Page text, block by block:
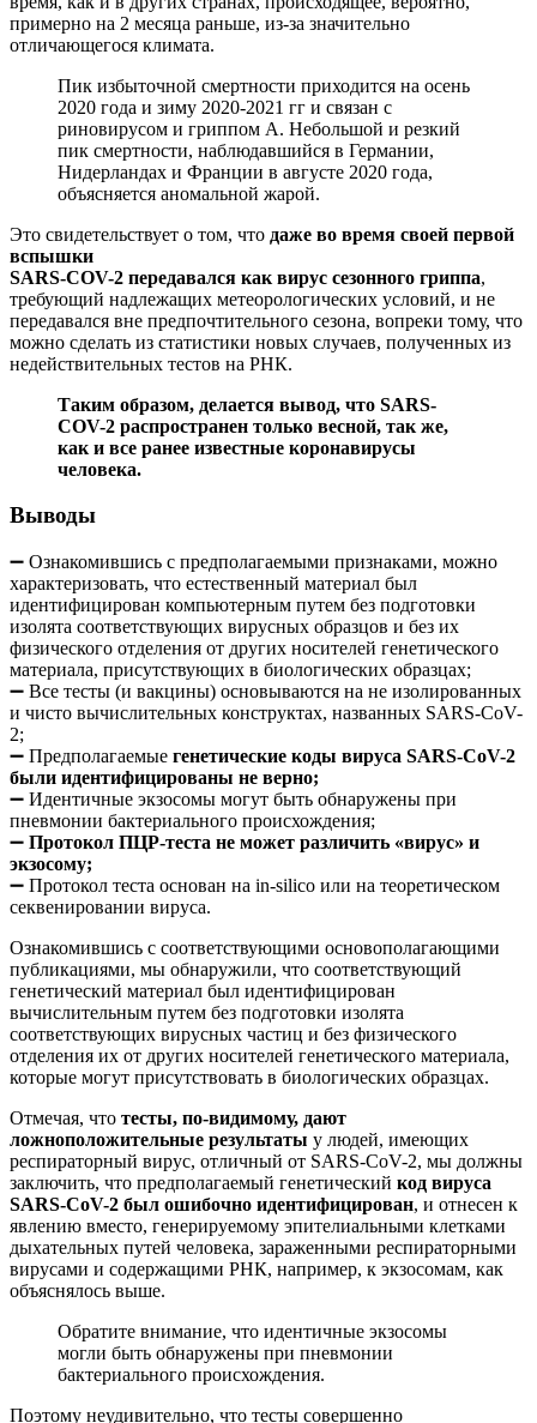
примерно на 2 месяца раньше, из-за значительно
отличающегося климата.
Пик избыточной смертности приходится на осень
2020 года и зиму 2020-2021 гг и связан с
риновирусом и гриппом А. Небольшой и резкий
пик смертности, наблюдавшийся в Германии,
Нидерландах и Франции в августе 2020 года,
объясняется аномальной жарой.
Это свидетельствует о том, что даже во время своей первой
вспышки
SARS-COV-2 передавался как вирус сезонного гриппа,
требующий надлежащих метеорологических условий, и не
передавался вне предпочтительного сезона, вопреки тому, что
можно сделать из статистики новых случаев, полученных из
недействительных тестов на РНК.
Таким образом, делается вывод, что SARS-
COV-2 распространен только весной, так же,
как и все ранее известные коронавирусы
человека.
Выводы
➖ Ознакомившись с предполагаемыми признаками, можно
характеризовать, что естественный материал был
идентифицирован компьютерным путем без подготовки
изолята соответствующих вирусных образцов и без их
физического отделения от других носителей генетического
материала, присутствующих в биологических образцах;
➖ Все тесты (и вакцины) основываются на не изолированных
и чисто вычислительных конструктах, названных SARS-CoV-
2;
➖ Предполагаемые генетические коды вируса SARS-CoV-2
были идентифицированы не верно;
➖ Идентичные экзосомы могут быть обнаружены при
пневмонии бактериального происхождения;
➖ Протокол ПЦР-теста не может различить «вирус» и
экзосому;
➖ Протокол теста основан на in-silico или на теоретическом
секвенировании вируса.
Ознакомившись с соответствующими основополагающими
публикациями, мы обнаружили, что соответствующий
генетический материал был идентифицирован
вычислительным путем без подготовки изолята
соответствующих вирусных частиц и без физического
отделения их от других носителей генетического материала,
которые могут присутствовать в биологических образцах.
Отмечая, что тесты, по-видимому, дают
ложноположительные результаты у людей, имеющих
респираторный вирус, отличный от SARS-CoV-2, мы должны
заключить, что предполагаемый генетический код вируса
SARS-CoV-2 был ошибочно идентифицирован, и отнесен к
явлению вместо, генерируемому эпителиальными клетками
дыхательных путей человека, зараженными респираторными
вирусами и содержащими РНК, например, к экзосомам, как
объяснялось выше.
Обратите внимание, что идентичные экзосомы
могли быть обнаружены при пневмонии
бактериального происхождения.
Поэтому неудивительно, что тесты совершенно